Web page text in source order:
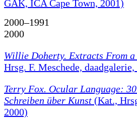
GAK, ICA Cape Town, 2001)
2000–1991
2000
Willie Doherty. Extracts From
Hrsg. F. Meschede,
Terry Fox. Ocular Language:
Schreiben über Kunst (Kat.,
2000)